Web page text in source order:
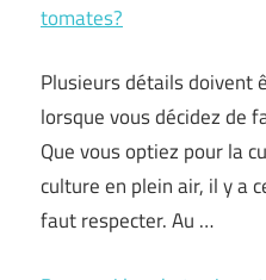
tomates?
Plusieurs détails doivent
lorsque vous décidez de
Que vous optiez pour la
culture en plein air, il y a
faut respecter. Au …